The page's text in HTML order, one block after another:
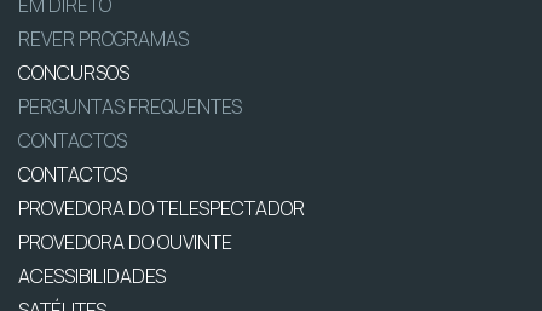
REVER PROGRAMAS
CONCURSOS
PERGUNTAS FREQUENTES
CONTACTOS
CONTACTOS
PROVEDORA DO TELESPECTADOR
PROVEDORA DO OUVINTE
ACESSIBILIDADES